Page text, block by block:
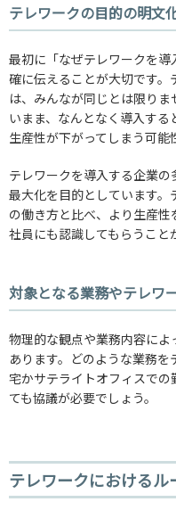
テレワークの目的の明文
最初に「なぜテレワークを
確に伝えることが大切です
は、みんなが同じとは限り
いまま、なんとなく導入す
生産性が下がってしまう可能
テレワークを導入する企業
最大化を目的としています
の働き方と比べ、より生産
社員にも認識してもらうこと
対象となる業務やテレワ
物理的な観点や業務内容に
あります。どのような業務
宅かサテライトオフィスで
ても協議が必要でしょう。
テレワークにおけるル